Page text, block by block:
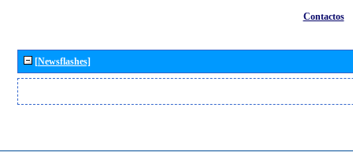
Contactos
[Newsflashes]